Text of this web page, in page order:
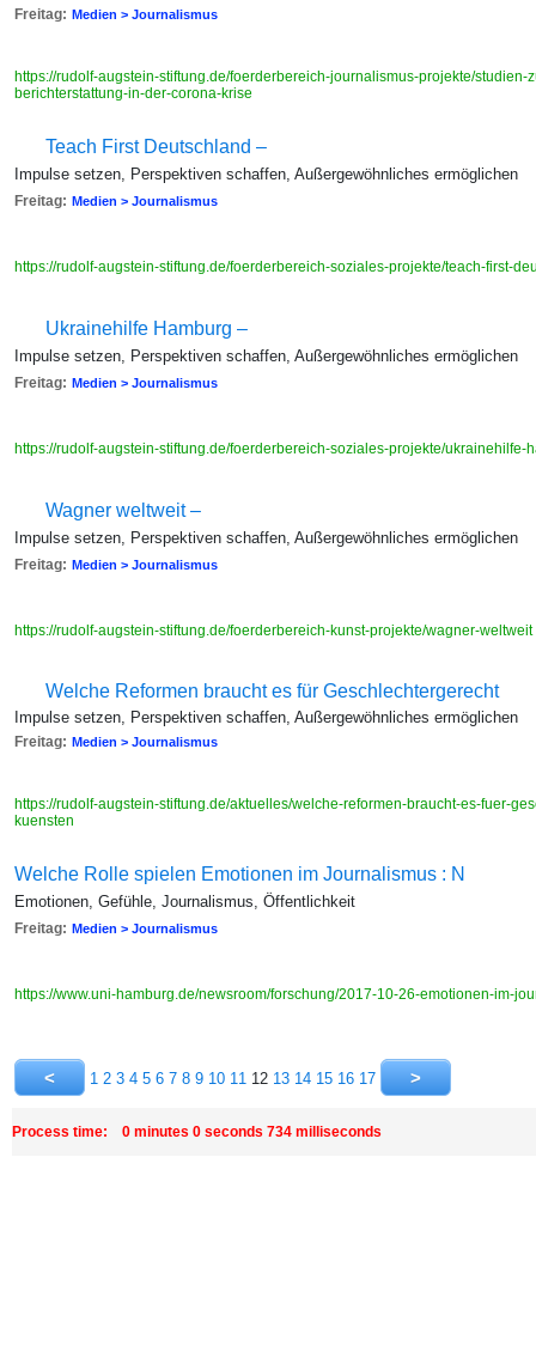
Freitag: Medien > Journalismus
https://rudolf-augstein-stiftung.de/foerderbereich-journalismus-projekte/
berichterstattung-in-der-corona-krise
Teach First Deutschland –
Impulse setzen, Perspektiven schaffen, Außergewöhnliches ermöglichen
Freitag: Medien > Journalismus
https://rudolf-augstein-stiftung.de/foerderbereich-soziales-projekte/teach-first-
Ukrainehilfe Hamburg –
Impulse setzen, Perspektiven schaffen, Außergewöhnliches ermöglichen
Freitag: Medien > Journalismus
https://rudolf-augstein-stiftung.de/foerderbereich-soziales-projekte/ukrainehilfe-
Wagner weltweit –
Impulse setzen, Perspektiven schaffen, Außergewöhnliches ermöglichen
Freitag: Medien > Journalismus
https://rudolf-augstein-stiftung.de/foerderbereich-kunst-projekte/wagner-weltweit
Welche Reformen braucht es für Geschlechtergerecht
Impulse setzen, Perspektiven schaffen, Außergewöhnliches ermöglichen
Freitag: Medien > Journalismus
https://rudolf-augstein-stiftung.de/aktuelles/welche-reformen-braucht-es-fuer-
kuensten
Welche Rolle spielen Emotionen im Journalismus : N
Emotionen, Gefühle, Journalismus, Öffentlichkeit
Freitag: Medien > Journalismus
https://www.uni-hamburg.de/newsroom/forschung/2017-10-26-emotionen-im-
1 2 3 4 5 6 7 8 9 10 11 12 13 14 15 16 17
Process time: 0 minutes 0 seconds 734 milliseconds